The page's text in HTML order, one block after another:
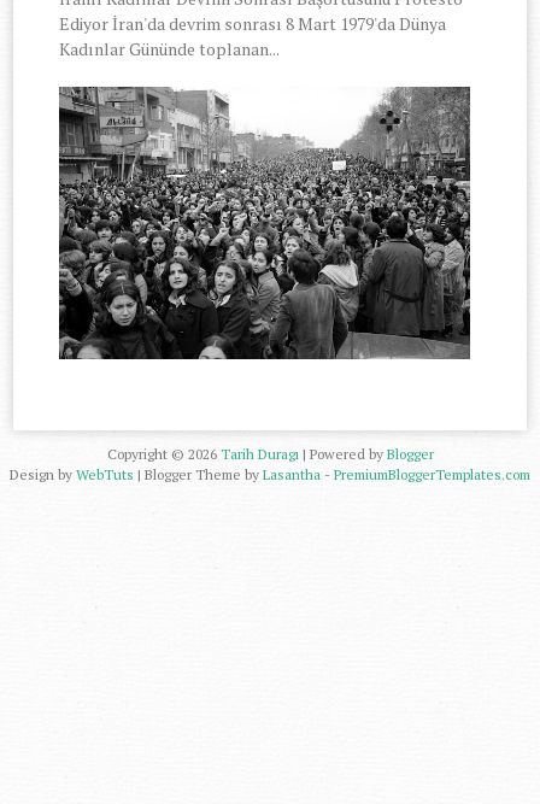
Ediyor İran'da devrim sonrası 8 Mart 1979'da Dünya
Kadınlar Gününde toplanan...
Copyright © 2026 Tarih Duragı| Powered by Blogger
Design by WebTuts | Blogger Theme by Lasantha - PremiumBloggerTemplates.com